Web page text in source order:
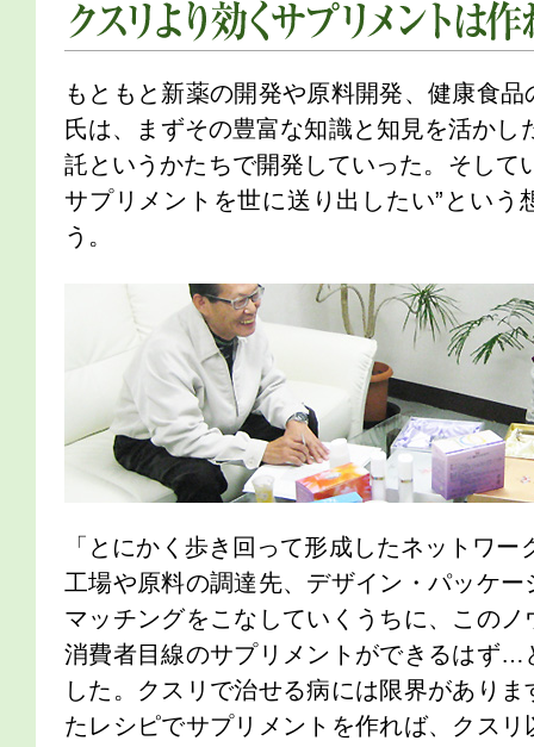
もともと新薬の開発や原料開発、健康食
氏は、まずその豊富な知識と知見を活かし
託というかたちで開発していった。そして
サプリメントを世に送り出したい”という
う。
「とにかく歩き回って形成したネットワ
工場や原料の調達先、デザイン・パッケ
マッチングをこなしていくうちに、この
消費者目線のサプリメントができるはず…
した。クスリで治せる病には限界があり
たレシピでサプリメントを作れば、クス